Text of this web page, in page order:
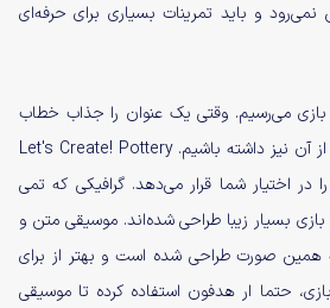
و باید تمرینات بسیاری برای حرفه‌ای
می‌رسیم. وقتی یک عنوان را جذاب خطاب
می‌کنیم باید انتظارات بالایی از آن نیز داشته باشیم. Let's Create! Pottery
را در اختیار شما قرار می‌دهد. گرافیکی که تمی
بسیار زیبا طراحی شده‌اند. موسیقی متن و
همین صورت طراحی شده است و بهتر از برای
حتما ار هدفون استفاده کرده تا موسیقی